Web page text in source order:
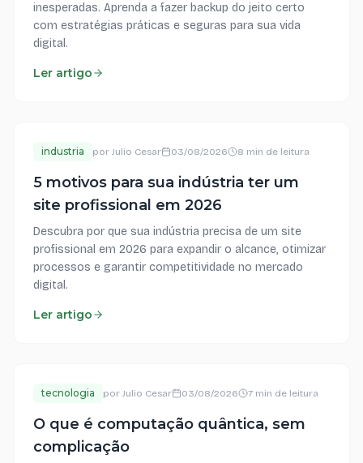
inesperadas. Aprenda a fazer backup do jeito certo
com estratégias práticas e seguras para sua vida
digital.
Ler artigo
industria por Julio Cesar 03/08/2026 8 min de leitura
5 motivos para sua indústria ter um
site profissional em 2026
Descubra por que sua indústria precisa de um site
profissional em 2026 para expandir o alcance, otimizar
processos e garantir competitividade no mercado
digital.
Ler artigo
tecnologia por Julio Cesar 03/08/2026 7 min de leitura
O que é computação quântica, sem
complicação